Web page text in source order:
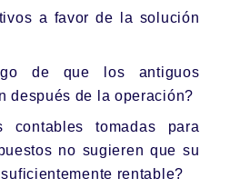
a favor de la solución
de que los antiguos
después de la operación?
contables tomadas para
no sugieren que su
rentable?